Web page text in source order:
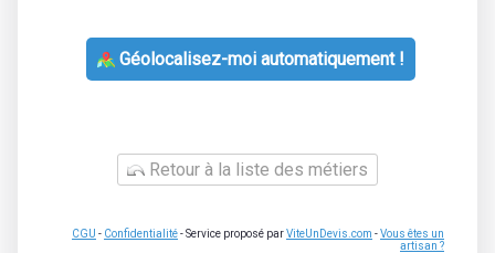
Géolocalisez-moi automatiquement !
Retour à la liste des métiers
CGU - Confidentialité- Service proposé parViteUnDevis.com -Vous êtes un
artisan ?